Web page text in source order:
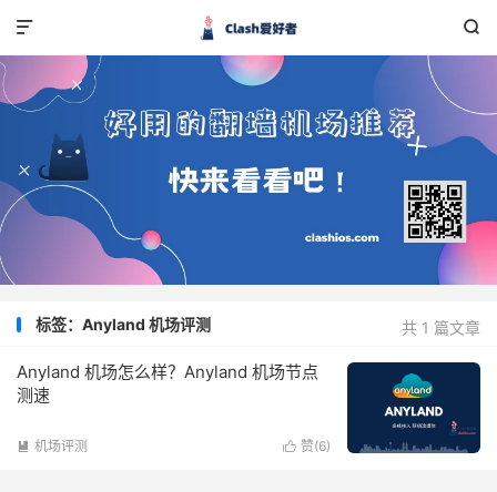


共 1 篇文章
标签：Anyland 机场评测
Anyland 机场怎么样？Anyland 机场节点
测速
 赞(6)
 机场评测